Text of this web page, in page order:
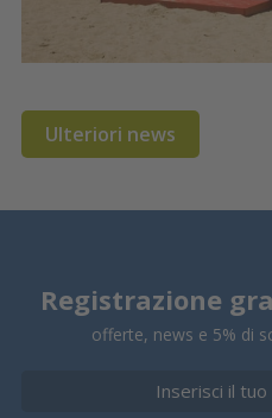
Ulteriori news
Registrazione
offerte, news e 5% di